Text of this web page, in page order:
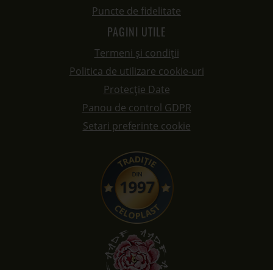
Puncte de fidelitate
PAGINI UTILE
Termeni și condiții
Politica de utilizare cookie-uri
Protecție Date
Panou de control GDPR
Setari preferinte cookie